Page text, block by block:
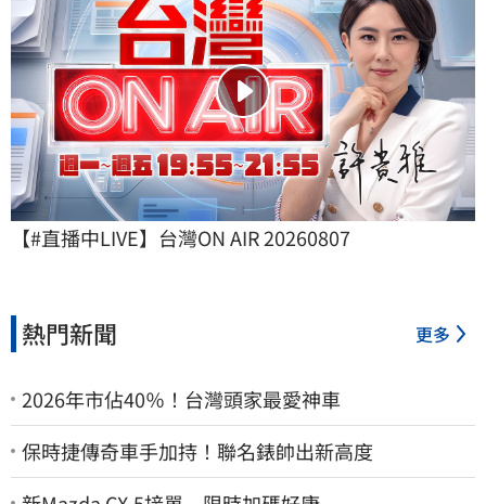
【#直播中LIVE】台灣ON AIR 20260807
熱門新聞 更多
2026年市佔40％！台灣頭家最愛神車
保時捷傳奇車手加持！聯名錶帥出新高度